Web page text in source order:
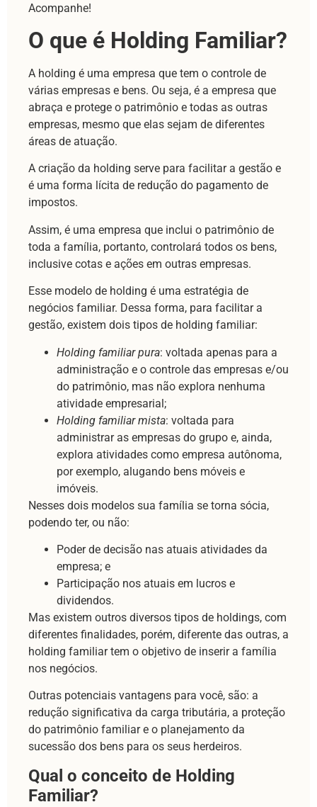
Acompanhe!
O que é Holding Familiar?
A holding é uma empresa que tem o controle de
várias empresas e bens. Ou seja, é a empresa que
abraça e protege o patrimônio e todas as outras
empresas, mesmo que elas sejam de diferentes
áreas de atuação.
A criação da holding serve para facilitar a gestão e
é uma forma lícita de redução do pagamento de
impostos.
Assim, é uma empresa que inclui o patrimônio de
toda a família, portanto, controlará todos os bens,
inclusive cotas e ações em outras empresas.
Esse modelo de holding é uma estratégia de
negócios familiar. Dessa forma, para facilitar a
gestão, existem dois tipos de holding familiar:
Holding familiar pura: voltada apenas para a
administração e o controle das empresas e/ou
do patrimônio, mas não explora nenhuma
atividade empresarial;
Holding familiar mista: voltada para
administrar as empresas do grupo e, ainda,
explora atividades como empresa autônoma,
por exemplo, alugando bens móveis e
imóveis.
Nesses dois modelos sua família se torna sócia,
podendo ter, ou não:
Poder de decisão nas atuais atividades da
empresa; e
Participação nos atuais em lucros e
dividendos.
Mas existem outros diversos tipos de holdings, com
diferentes finalidades, porém, diferente das outras, a
holding familiar tem o objetivo de inserir a família
nos negócios.
Outras potenciais vantagens para você, são: a
redução significativa da carga tributária, a proteção
do patrimônio familiar e o planejamento da
sucessão dos bens para os seus herdeiros.
Qual o conceito de Holding
Familiar?